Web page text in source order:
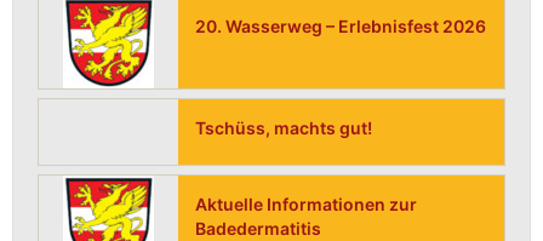
20. Wasserweg – Erlebnisfest 2026
Tschüss, machts gut!
Aktuelle Informationen zur
Badedermatitis